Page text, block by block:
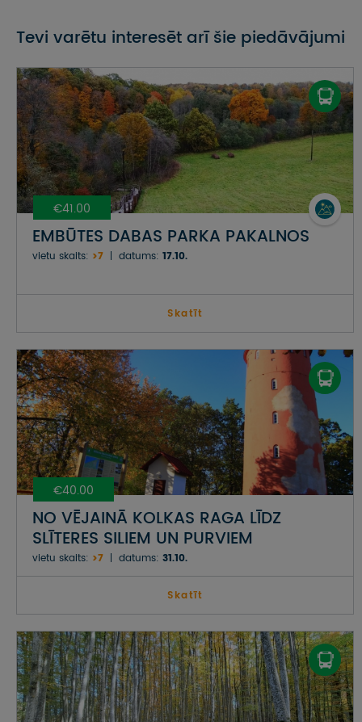
Tevi varētu interesēt arī šie piedāvājumi
€41.00
EMBŪTES DABAS PARKA PAKALNOS
vietu skaits: >7 datums: 17.10.
Skatīt
€40.00
NO VĒJAINĀ KOLKAS RAGA LĪDZ
SLĪTERES SILIEM UN PURVIEM
vietu skaits: >7 datums: 31.10.
Skatīt